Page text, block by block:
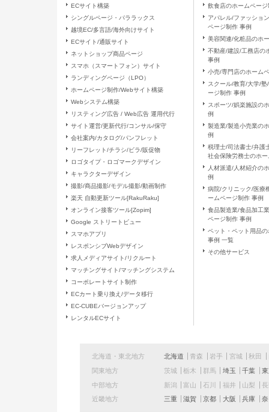
開示等に応ずる窓口は、お問合
（７）本人が容易に認識できない
クッキーやウェブビーコン等を
（８）個人情報の安全管理措置に
取得した個人情報については、
置を講じます。 お問合せへの回
（９）個人情報保護方針
当社ホームページの個人情報保
（１０）ご本人の権利の尊重
当社に対する個人情報のご提供
た場合、当社は、上記「個人情
ございます。また、これにより
（１１）当社の個人情報の取扱い
窓口の名称
ECサイト構築
シングルページ・パララックス
越境EC/多言語/海外向けサイト
ECサイト/通販サイト
ネットショップ商品ページ
スマホ（スマートフォン）サイト
ランディングページ（LPO）
ホームページ制作/Webサイト構築
Webシステム構築
リスティング広告 / Web広告 運用代行
サイト運営/更新代行/コンサル/保守
会社案内/カタログ/パンフレット
リーフレット/チラシ/ビラ/販促物
ロゴタイプ・ロゴマークデザイン
キャラクターデザイン
撮影/商品撮影/モデル撮影/動画制作
楽天 自動更新ツール[RakuRaku]
オンライン接客ツール[Zopim]
Google ストリートビュー
スマホアプリ
レスポンシブWebデザイン
求人メディアサイト/リクルート
マッチングサイト/マッチングシステム
コーポレートサイト制作
ECカート乗り換え/データ移行
EC-CUBEバージョンアップ
レンタルECサイト
飲食店のホームペー
アパレル/ファッショ
ページ制作 事例
美容関連/化粧品のホ
不動産/建設/工務店の
事例
小売/専門店のホーム
スクール/教育/大学/
ージ制作 事例
スポーツ/娯楽施設の
例
製造業/製造小売業の
例
税理士/司法書士/弁護
社会保険労務士のホ
人材派遣/人材紹介の
例
病院/クリニック/医療
ームページ制作 事例
食品製造業/食品加工
ページ制作 事例
ペット・ペット用品
事例 一覧
その他サービス
北海道・東北地方 北海道 青森 岩手 宮城 秋田
関東地方
茨城 栃木 群馬 埼玉 千葉
中部地方
新潟 富山 石川 福井 山梨
近畿地方
三重 滋賀 京都 大阪 兵庫